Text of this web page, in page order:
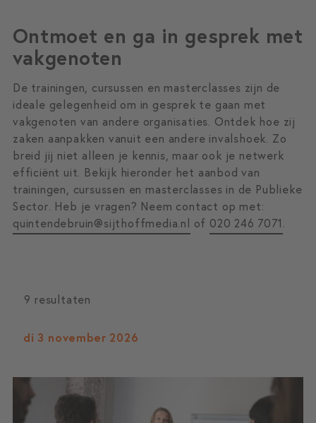
Ontmoet en ga in gesprek met
vakgenoten
De trainingen, cursussen en masterclasses zijn de
ideale gelegenheid om in gesprek te gaan met
vakgenoten van andere organisaties. Ontdek hoe zij
zaken aanpakken vanuit een andere invalshoek. Zo
breid jij niet alleen je kennis, maar ook je netwerk
efficiënt uit. Bekijk hieronder het aanbod van
trainingen, cursussen en masterclasses in de Publieke
Sector. Heb je vragen? Neem contact op met:
quintendebruin@sijthoffmedia.nl of 020 246 7071
9 resultaten
di 3 november 2026